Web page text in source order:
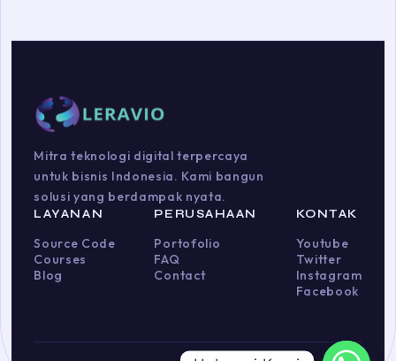
Mitra teknologi digital terpercaya
untuk bisnis Indonesia. Kami bangun
solusi yang berdampak nyata.
LAYANAN
Source Code
Courses
Blog
PERUSAHAAN
Portofolio
FAQ
Contact
KONTAK
Youtube
Twitter
Instagram
Facebook